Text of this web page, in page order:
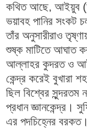
কথিত আছে, আইয়ুব
ভয়াবহ পানির সংকট
তাঁর অনুসারীরাও
শুষ্ক মাটিতে আঘাত
আল্লাহর কুদরত ও
কেন্দ্র করেই বুখারা
ছিল বিশ্বের
প্রধান
এর পদচিহ্নের